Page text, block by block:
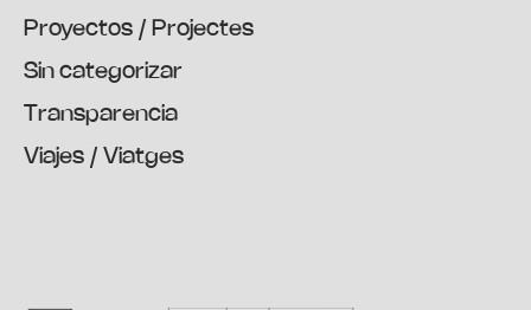
Proyectos / Projectes
Sin categorizar
Transparencia
Viajes / Viatges